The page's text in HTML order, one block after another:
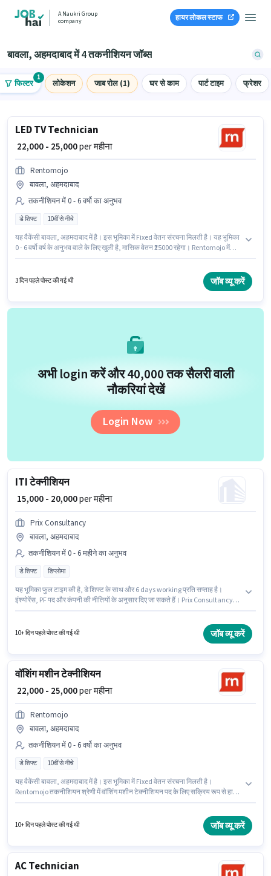
A Naukri Group
company
हायर लोकल स्टाफ
बावला, अहमदाबाद में 4 तकनीशियन जॉब्स
फिल्टर
1
लोकेशन जाब रोल (1) घर से काम पार्ट टाइम फ्रेशर
LED TV Technician
₹ 22,000 - 25,000per महीना
Rentomojo
बावला, अहमदाबाद
तकनीशियन में 0 - 6 वर्षो का अनुभव
डे शिफ्ट 10वीं से नीचे
यह वैकेंसी बावला, अहमदाबाद में है। इस भूमिका में Fixed वेतन संरचना मिलती है। यह भूमिका
0 - 6 वर्षो वर्ष के अनुभव वाले के लिए खुली है, मासिक वेतन ₹25000 रहेगा। Rentomojo में
और 6 days working प्रति सप्ताह है।
3 दिन पहले पोस्ट की गई थी जॉब व्यू करें
अभी login करें और ₹40,000 तक सैलरी वाली
नौकरियां देखें
Login Now
ITI टेक्नीशियन
₹ 15,000 - 20,000per महीना
Prix Consultancy
बावला, अहमदाबाद
तकनीशियन में 0 - 6 महीने का अनुभव
डे शिफ्ट डिप्लोमा
यह भूमिका फुल टाइम की है, डे शिफ्ट के साथ और 6 days working प्रति सप्ताह है।
इंश्योरेंस, PF पद और कंपनी की नीतियों के अनुसार दिए जा सकते हैं। Prix Consultancy
कम डिप्लोमा डिग्री या सर्टिफिकेट होना चाहिए।
10+ दिन पहले पोस्ट की गई थी जॉब व्यू करें
वॉशिंग मशीन टेक्नीशियन
₹ 22,000 - 25,000per महीना
Rentomojo
बावला, अहमदाबाद
तकनीशियन में 0 - 6 वर्षो का अनुभव
डे शिफ्ट 10वीं से नीचे
यह वैकेंसी बावला, अहमदाबाद में है। इस भूमिका में Fixed वेतन संरचना मिलती है।
Rentomojo तकनीशियन श्रेणी में वॉशिंग मशीन टेक्नीशियन पद के लिए सक्रिय रूप से हायर
वर्षो वर्ष के अनुभव वाले के लिए उपयुक्त है। आप प्रति माह ₹25000 तक कमा सकते हैं।
10+ दिन पहले पोस्ट की गई थी जॉब व्यू करें
AC Technician